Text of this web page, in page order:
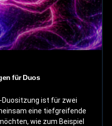
für Duos
Duositzung ist für zwei
eine tiefgreifende
wie zum Beispiel